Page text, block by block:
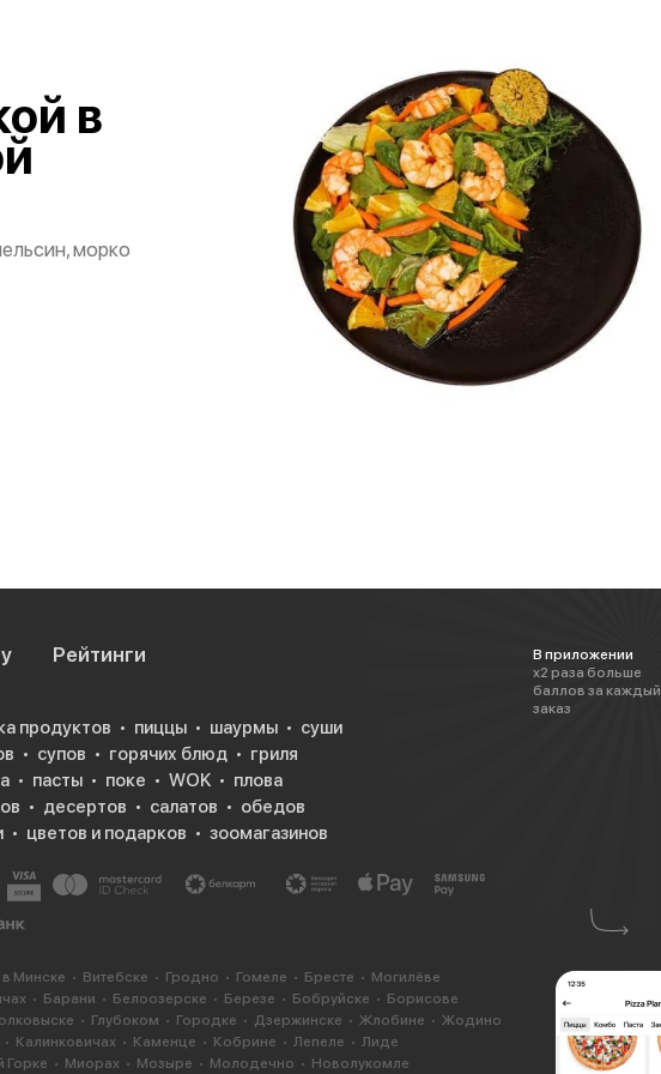
в
морко
Рейтинги
В приложении
х2 раза больше
баллов за каждый
заказ
продуктов пиццы шаурмы
суши
супов горячих блюд
гриля
пасты поке WOK
плова
десертов салатов
обедов
цветов и подарков зоомагазинов
Минске Витебске Гродно Гомеле Бресте
Могилёве
Барани Белоозерске Березе Бобруйске
Борисове
Глубоком Городке Дзержинске Жлобине
Жодино
Калинковичах
Каменце Кобрине Лепеле
Лиде
Горке
Миорах Мозыре Молодечно Новолукомле